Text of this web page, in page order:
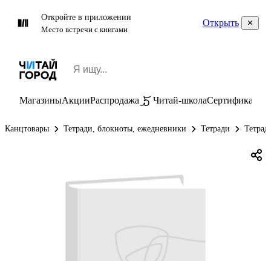
Откройте в приложении
Место встречи с книгами
Открыть
МагазиныАкцииРаспродажа Читай-школаСертификаты
Канцтовары Тетради, блокноты, ежедневники Тетради